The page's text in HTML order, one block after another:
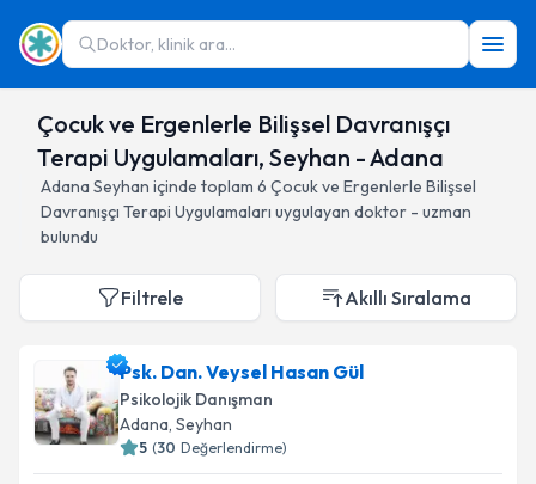
Doktor, klinik ara...
Çocuk ve Ergenlerle Bilişsel Davranışçı
Terapi Uygulamaları, Seyhan - Adana
Adana Seyhan içinde toplam 6 Çocuk ve Ergenlerle Bilişsel
Davranışçı Terapi Uygulamaları uygulayan doktor - uzman
bulundu
Filtrele Akıllı Sıralama
Psk. Dan. Veysel Hasan Gül
Psikolojik Danışman
Adana, Seyhan
5 (30 Değerlendirme)